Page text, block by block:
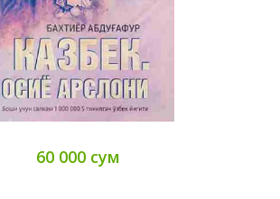
60 000 сум